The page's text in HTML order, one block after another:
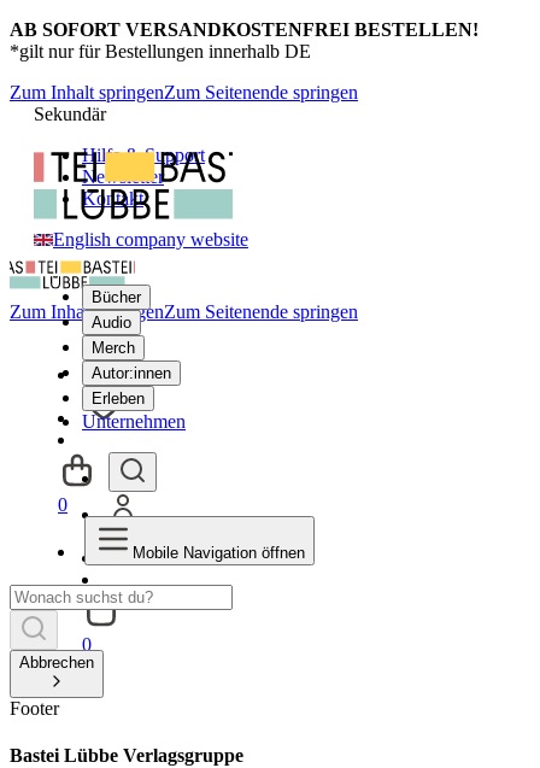
AB SOFORT VERSANDKOSTENFREI BESTELLEN!
*gilt nur für Bestellungen innerhalb DE
Zum Inhalt springenZum Seitenende springen
Sekundär
Hilfe & Support
Newsletter
Kontakt
English company website
Bücher
Audio
Merch
Autor:innen
Erleben
Unternehmen
0
Zum Inhalt springenZum Seitenende springen
0
Mobile Navigation öffnen
Abbrechen
Footer
Bastei Lübbe Verlagsgruppe